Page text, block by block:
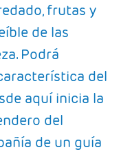
frutas y
de las
Podrá
del
aquí inicia la
del
de un guía